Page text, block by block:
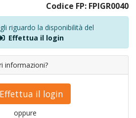
Codice FP: FPIGR0040
riguardo la disponibilità del
Effettua il login
informazioni?
Effettua il login
oppure